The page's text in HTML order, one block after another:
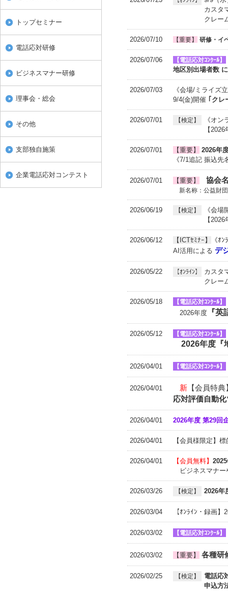
トップセミナー
電話応対研修
ビジネスマナー研修
理事会・総会
その他
支部独自施策
企業電話応対コンテスト
カスタ
クレー
2026/07/10 【重要】 研修・イ
2026/07/06 【電話応対ｺﾝｸｰﾙ】
地区別出場者数
2026/07/03
《会場/ミライズ
9/4(金)開催
｢ク
2026/07/01 【検定】
《オン
【
2026/07/01 【重要】
2026年
《7/1追記 振込先
2026/07/01 【重要】 協会
新名称：公益財
2026/06/19 【検定】
《会場
【
2026/06/12 【ICTｾﾐﾅｰ】
《ｵ
AI活用による デ
2026/05/22 【ｵﾝﾗｲﾝ】
カスタ
クレー
2026/05/18 【電話応対ｺﾝｸｰﾙ】
2026年度 『
2026/05/12 【電話応対ｺﾝｸｰﾙ】
2026年度『
2026/04/01 【電話応対ｺﾝｸｰﾙ】
2026/04/01 新 【会員特
応対評価自動
2026/04/01 2026年度 第29回
2026/04/01 【会員様限定】
2026/04/01 【会員無料】
ビジネスマナー
2026/03/26 【検定】 2026年
2026/03/04 【ｵﾝﾗｲﾝ・録画
2026/03/02 【電話応対ｺﾝｸｰﾙ】
2026/03/02 【重要】 各種研
2026/02/25 【検定】
電話応
申込方